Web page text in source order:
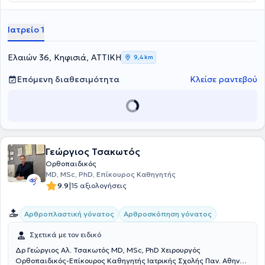
μεταπτυχιακές του σπουδές αφορούσαν τον μεταβολισμό των οστών
Ιατρείο 1
Ελαιών 36, Κηφισιά, ΑΤΤΙΚΗ 9,4 km
Επόμενη διαθεσιμότητα Κλείσε ραντεβού
Γεώργιος Τσακωτός
Ορθοπαιδικός
MD, MSc, PhD, Επίκουρος Καθηγητής
9.9|15 αξιολογήσεις
Αρθροπλαστική γόνατος Αρθροσκόπηση γόνατος
Σχετικά με τον ειδικό
Δρ Γεώργιος Αλ. Τσακωτός MD, MSc, PhD Χειρουργός
Ορθοπαιδικός-Επίκουρος Καθηγητής Ιατρικής Σχολής Παν. Αθηνών